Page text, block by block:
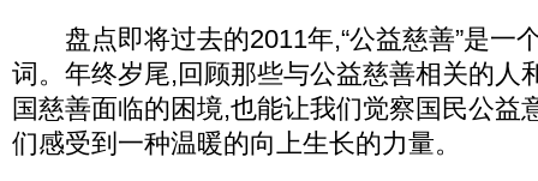
盘点即将过去的2011年,“公益慈善”是一
词。年终岁尾,回顾那些与公益慈善相关的人
国慈善面临的困境,也能让我们觉察国民公益
们感受到一种温暖的向上生长的力量。